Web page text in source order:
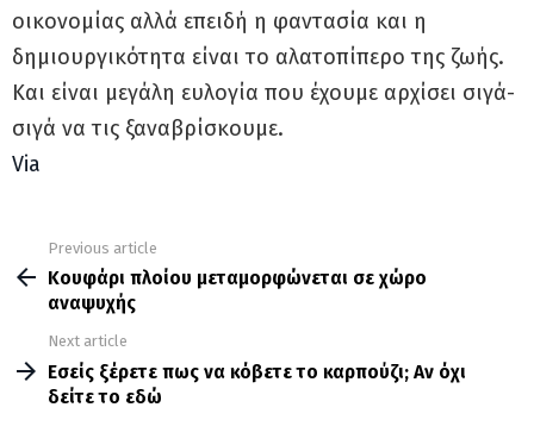
οικονομίας αλλά επειδή η φαντασία και η
δημιουργικότητα είναι το αλατοπίπερο της ζωής.
Και είναι μεγάλη ευλογία που έχουμε αρχίσει σιγά-
σιγά να τις ξαναβρίσκουμε.
Via
more
Previous article
Κουφάρι πλοίου μεταμορφώνεται σε χώρο
αναψυχής
Next article
Εσείς ξέρετε πως να κόβετε το καρπούζι; Αν όχι
δείτε το εδώ